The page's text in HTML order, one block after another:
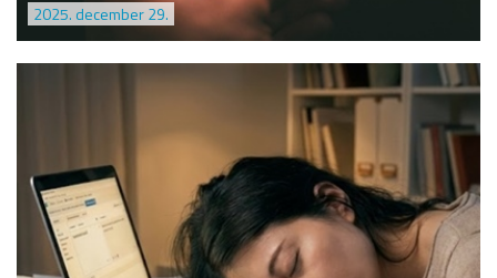
2025. december 29.